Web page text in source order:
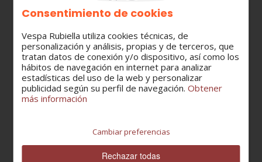
Consentimiento de cookies
Vespa Rubiella utiliza cookies técnicas, de
personalización y análisis, propias y de terceros, que
tratan datos de conexión y/o dispositivo, así como los
hábitos de navegación en internet para analizar
estadísticas del uso de la web y personalizar
publicidad según su perfil de navegación.Obtener
más información
Cambiar preferencias
Rechazar todas